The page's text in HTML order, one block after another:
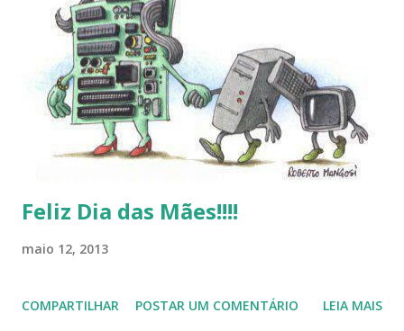
baixa taxa de adesão pelos usuários, entre out ros. Gostaria
de desejar a todos Boas Festas e que em 2013 possamos
estar juntos novamente. Feliz Natal!!!! F eli z 2013 a todos!!!
Feliz Dia das Mães!!!!
maio 12, 2013
COMPARTILHAR POSTAR UM COMENTÁRIO LEIA MAIS